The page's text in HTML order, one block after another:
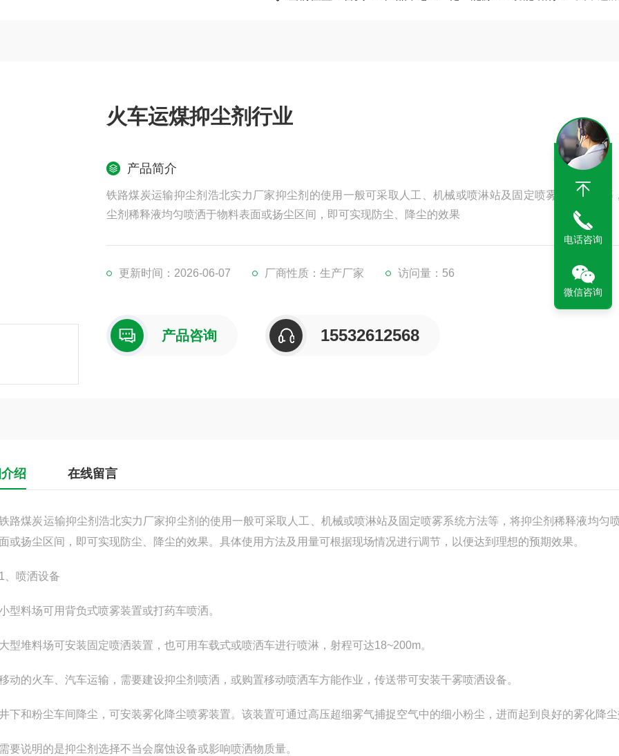
火车运煤抑尘剂行业
产品简介
铁路煤炭运输抑尘剂浩北实力厂家抑尘剂的使用一般可采取人工、机械或喷淋站及固定喷雾系统方法等
尘剂稀释液均匀喷洒于物料表面或扬尘区间，即可实现防尘、降尘的效果
更新时间：2026-06-07 厂商性质：生产厂家 访问量：56
产品咨询 15532612568
绍 在线留言
炭运输抑尘剂浩北实力厂家抑尘剂的使用一般可采取人工、机械或喷淋站及固定喷雾系统方法等，将抑尘剂稀释液均匀
或扬尘区间，即可实现防尘、降尘的效果。具体使用方法及用量可根据现场情况进行调节，以便达到理想的预期效果。
洒设备
场可用背负式喷雾装置或打药车喷洒。
料场可安装固定喷洒装置，也可用车载式或喷洒车进行喷淋，射程可达18~200m。
火车、汽车运输，需要建设抑尘剂喷洒，或购置移动喷洒车方能作业，传送带可安装干雾喷洒设备。
粉尘车间降尘，可安装雾化降尘喷雾装置。该装置可通过高压超细雾气捕捉空气中的细小粉尘，进而起到良好的雾化降
明的是抑尘剂选择不当会腐蚀设备或影响喷洒物质量。
电话咨询
微信咨询